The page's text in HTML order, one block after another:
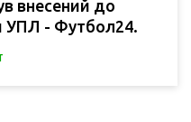
внесений до
УПЛ - Футбол24.